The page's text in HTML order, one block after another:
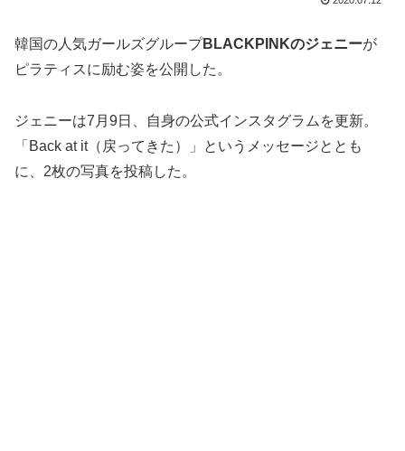
韓国の人気ガールズグループBLACKPINKのジェニーが
ピラティスに励む姿を公開した。
ジェニーは7月9日、自身の公式インスタグラムを更新。
「Back at it（戻ってきた）」というメッセージととも
に、2枚の写真を投稿した。